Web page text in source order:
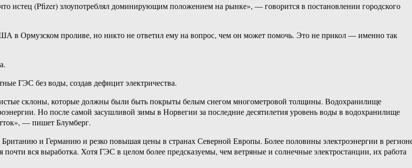
истец (Pfizer) злоупотреблял доминирующим положением на рынке», — говорится в постановлении городского
Ормузском проливе, но никто не ответил ему на вопрос, чем он может помочь. Это не прикол — именно так
ГЭС без воды, создав дефицит электричества.
склоны, которые должны были быть покрыты белым снегом многометровой толщины. Водохранилище
Но после самой засушливой зимы в Норвегии за последние десятилетия уровень воды в водохранилище
— пишет Блумберг.
и Германию и резко повышая цены в странах Северной Европы. Более половины электроэнергии в
вся выработка. Хотя ГЭС в целом более предсказуемы, чем ветряные и солнечные электростанции, их работа